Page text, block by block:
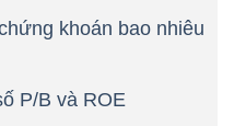
khoán bao nhiêu
P/B và ROE